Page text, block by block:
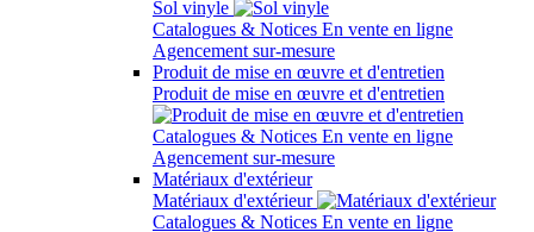
Sol vinyle
Catalogues & Notices En vente en ligne
Agencement sur-mesure
Produit de mise en œuvre et d'entretien
Produit de mise en œuvre et d'entretien
Catalogues & Notices En vente en ligne
Agencement sur-mesure
Matériaux d'extérieur
Matériaux d'extérieur
Catalogues & Notices En vente en ligne